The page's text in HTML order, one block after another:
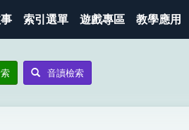
索引選單 遊戲專區 教學應用
音讀檢索